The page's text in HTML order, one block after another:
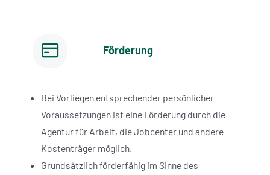
Förderung
Bei Vorliegen entsprechender persönlicher
Voraussetzungen ist eine Förderung durch die
Agentur für Arbeit, die Jobcenter und andere
Kostenträger möglich.
Grundsätzlich förderfähig im Sinne des